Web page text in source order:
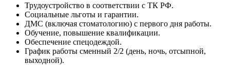
Трудоустройство в соответствии с ТК РФ.
Социальные льготы и гарантии.
ДМС (включая стоматологию) с первого дня работы.
Обучение, повышение квалификации.
Обеспечение спецодеждой.
График работы сменный 2/2 (день, ночь, отсыпной,
выходной).